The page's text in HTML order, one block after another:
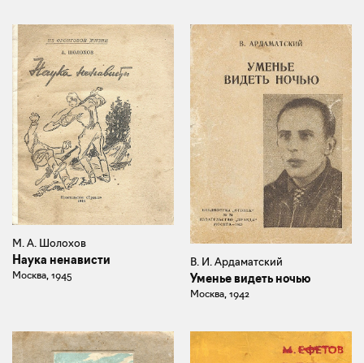
М. А. Шолохов
Наука ненависти
Москва, 1945
В. И. Ардаматский
Уменье видеть ночью
Москва, 1942